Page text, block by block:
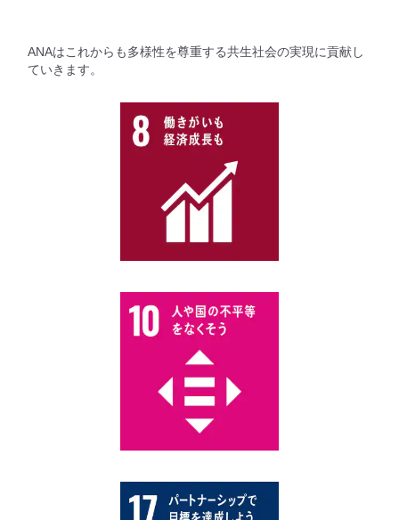
ANAはこれからも多様性を尊重する共生社会の実現に貢献し
ていきます。